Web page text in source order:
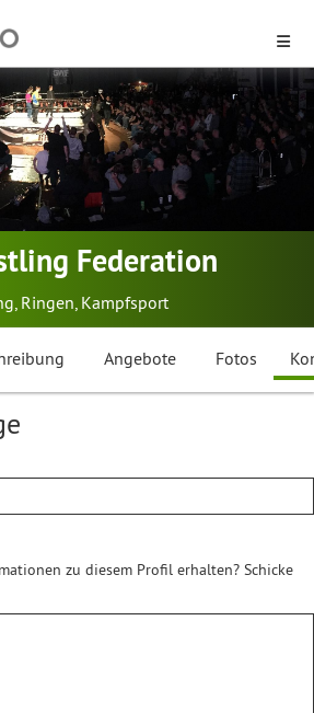
Federation
, Ringen, Kampfsport
Angebote Fotos
zu diesem Profil erhalten? Schicke